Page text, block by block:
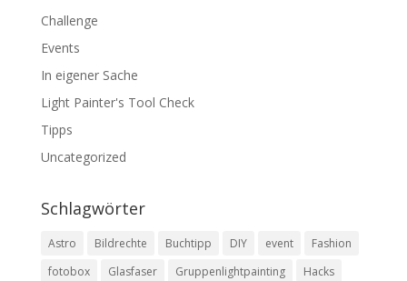
Challenge
Events
In eigener Sache
Light Painter's Tool Check
Tipps
Uncategorized
Schlagwörter
Astro Bildrechte Buchtipp DIY event
Fashion
fotobox
Glasfaser Gruppenlightpainting
Hacks